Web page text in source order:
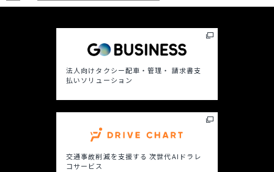
すすめの選び方は？
トも解説
法人向けタクシー配車・管理・ 請求書支
払いソリューション
交通事故削減を支援する 次世代AIドラレ
コサービス